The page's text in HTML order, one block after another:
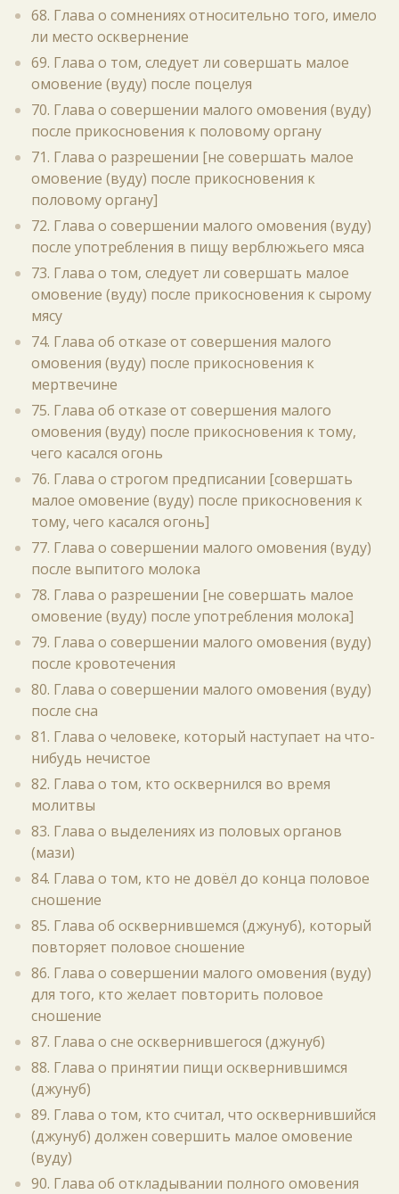
68. Глава о сомнениях относительно того, имело
ли место осквернение
69. Глава о том, следует ли совершать малое
омовение (вуду) после поцелуя
70. Глава о совершении малого омовения (вуду)
после прикосновения к половому органу
71. Глава о разрешении [не совершать малое
омовение (вуду) после прикосновения к
половому органу]
72. Глава о совершении малого омовения (вуду)
после употребления в пищу верблюжьего мяса
73. Глава о том, следует ли совершать малое
омовение (вуду) после прикосновения к сырому
мясу
74. Глава об отказе от совершения малого
омовения (вуду) после прикосновения к
мертвечине
75. Глава об отказе от совершения малого
омовения (вуду) после прикосновения к тому,
чего касался огонь
76. Глава о строгом предписании [совершать
малое омовение (вуду) после прикосновения к
тому, чего касался огонь]
77. Глава о совершении малого омовения (вуду)
после выпитого молока
78. Глава о разрешении [не совершать малое
омовение (вуду) после употребления молока]
79. Глава о совершении малого омовения (вуду)
после кровотечения
80. Глава о совершении малого омовения (вуду)
после сна
81. Глава о человеке, который наступает на что-
нибудь нечистое
82. Глава о том, кто осквернился во время
молитвы
83. Глава о выделениях из половых органов
(мази)
84. Глава о том, кто не довёл до конца половое
сношение
85. Глава об осквернившемся (джунуб), который
повторяет половое сношение
86. Глава о совершении малого омовения (вуду)
для того, кто желает повторить половое
сношение
87. Глава о сне осквернившегося (джунуб)
88. Глава о принятии пищи осквернившимся
(джунуб)
89. Глава о том, кто считал, что осквернившийся
(джунуб) должен совершить малое омовение
(вуду)
90. Глава об откладывании полного омовения